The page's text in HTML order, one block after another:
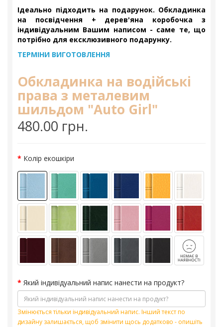
Ідеально підходить на подарунок. Обкладинка
на посвідчення + дерев'яна коробочка з
індивідуальним Вашим написом - саме те, що
потрібно для ексклюзивного подарунку.
ТЕРМІНИ ВИГОТОВЛЕННЯ
Обкладинка на водійські
права з металевим
шильдом "Auto Girl"
480.00 грн.
Колір екошкіри
Який індивідуальний напис нанести на продукт?
Змінюється тільки індивідуальний напис. Інший текст по
дизайну залишається, щоб змінити щось додатково - опишіть